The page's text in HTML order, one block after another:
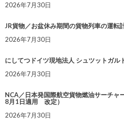
2026年7月30日
JR貨物／お盆休み期間の貨物列車の運転
2026年7月30日
にしてつドイツ現地法人 シュツットガル
2026年7月30日
NCA／日本発国際航空貨物燃油サーチャ
8月1日適用 改定）
2026年7月30日